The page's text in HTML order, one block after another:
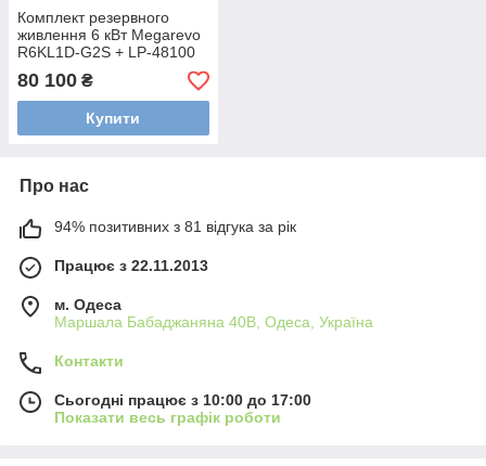
Комплект резервного
живлення 6 кВт Megarevo
R6KL1D-G2S + LP-48100
48v 100Ah 5.12kW
80 100 ₴
Купити
Про нас
94% позитивних з 81 відгука за рік
Працює з 22.11.2013
м. Одеса
Маршала Бабаджаняна 40В, Одеса, Україна
Контакти
Сьогодні працює з 10:00 до 17:00
Показати весь графік роботи